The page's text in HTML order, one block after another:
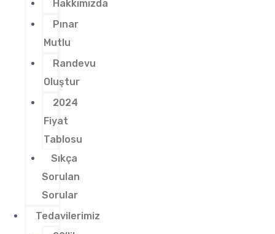
Hakkımızda
Pınar
Mutlu
Randevu
Oluştur
2024
Fiyat
Tablosu
Sıkça
Sorulan
Sorular
Tedavilerimiz